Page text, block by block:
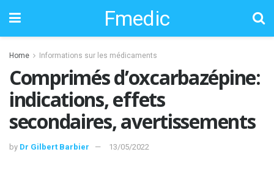
Fmedic
Home Informations sur les médicaments
Comprimés d’oxcarbazépine:
indications, effets
secondaires, avertissements
by Dr Gilbert Barbier 13/05/2022